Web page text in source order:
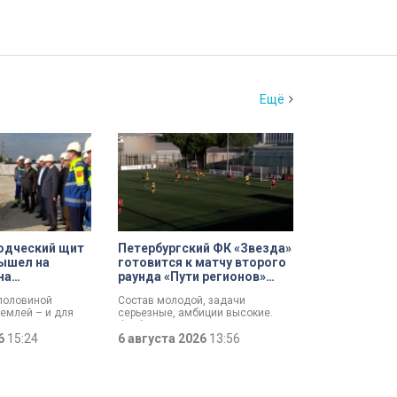
Ещё
щит
на
– и для
свет:
вышел на
работ у
15:24
Петербургский ФК «Звезда»
готовится к матчу второго
раунда «Пути регионов»
Состав молодой, задачи
серьезные, амбиции высокие.
Футбольная «Звезда»,
выступающая во второй Лиге Б,
готовится к матчу второго раунда
6 августа 2026 13:56